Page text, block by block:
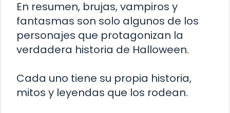
En resumen, brujas, vampiros y
fantasmas son solo algunos de los
personajes que protagonizan la
verdadera historia de Halloween.
Cada uno tiene su propia historia,
mitos y leyendas que los rodean.